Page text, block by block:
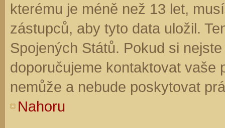
kterému je méně než 13 let,
zástupců, aby tyto data uložil.
Spojených Států. Pokud si
doporučujeme kontaktovat vaše
nemůže a nebude poskytovat
Nahoru